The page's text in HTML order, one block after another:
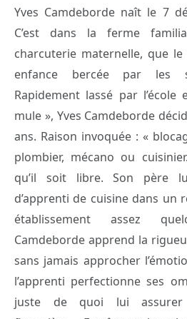
Yves Camdeborde naît le 7
C’est dans la ferme
charcuterie maternelle, que
enfance bercée par les
Rapidement lassé par
mule », Yves Camdeborde
ans. Raison invoquée : «
plombier, mécano ou
qu’il soit libre. Son père
d’apprenti de cuisine dans un
établissement assez
Camdeborde apprend la
sans jamais approcher
l’apprenti perfectionne ses
juste de quoi lui assurer